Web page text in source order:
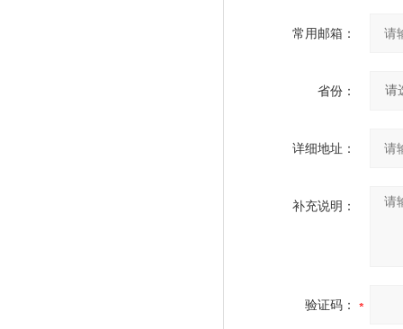
常用邮箱：
省份：
详细地址：
补充说明：
验证码：